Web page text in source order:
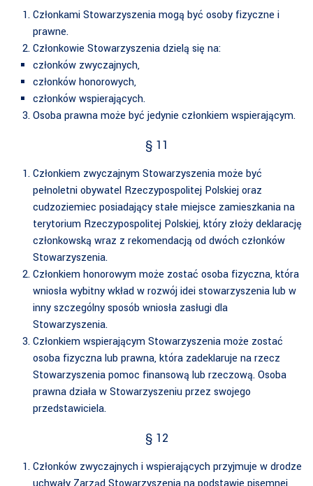
Członkami Stowarzyszenia mogą być osoby fizyczne i
prawne.
Członkowie Stowarzyszenia dzielą się na:
członków zwyczajnych,
członków honorowych,
członków wspierających.
Osoba prawna może być jedynie członkiem wspierającym.
§ 11
Członkiem zwyczajnym Stowarzyszenia może być
pełnoletni obywatel Rzeczypospolitej Polskiej oraz
cudzoziemiec posiadający stałe miejsce zamieszkania na
terytorium Rzeczypospolitej Polskiej, który złoży deklarację
członkowską wraz z rekomendacją od dwóch członków
Stowarzyszenia.
Członkiem honorowym może zostać osoba fizyczna, która
wniosła wybitny wkład w rozwój idei stowarzyszenia lub w
inny szczególny sposób wniosła zasługi dla
Stowarzyszenia.
Członkiem wspierającym Stowarzyszenia może zostać
osoba fizyczna lub prawna, która zadeklaruje na rzecz
Stowarzyszenia pomoc finansową lub rzeczową. Osoba
prawna działa w Stowarzyszeniu przez swojego
przedstawiciela.
§ 12
Członków zwyczajnych i wspierających przyjmuje w drodze